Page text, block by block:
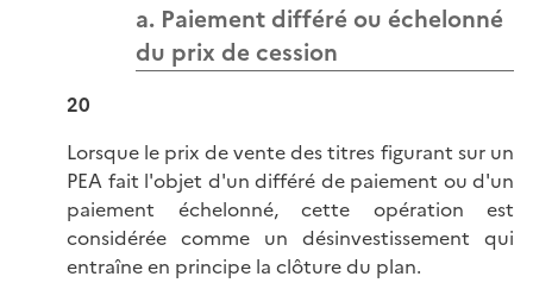
a. Paiement différé ou échelonné
du prix de cession
20
Lorsque le prix de vente des titres figurant sur un
PEA fait l'objet d'un différé de paiement ou d'un
paiement échelonné, cette opération est
considérée comme un désinvestissement qui
entraîne en principe la clôture du plan.